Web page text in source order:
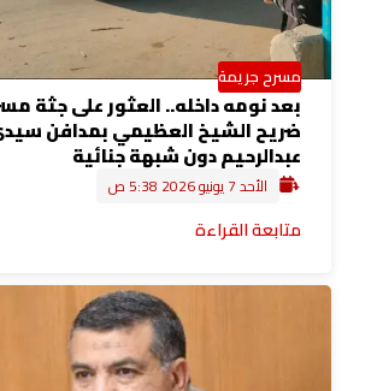
مسرح جريمة
بعد نومه داخله.. العثور على جثة
ضريح الشيخ العظيمي بمدافن
عبدالرحيم دون شبهة جنائية
الأحد 7 يونيو 2026 5:38 ص
متابعة القراءة